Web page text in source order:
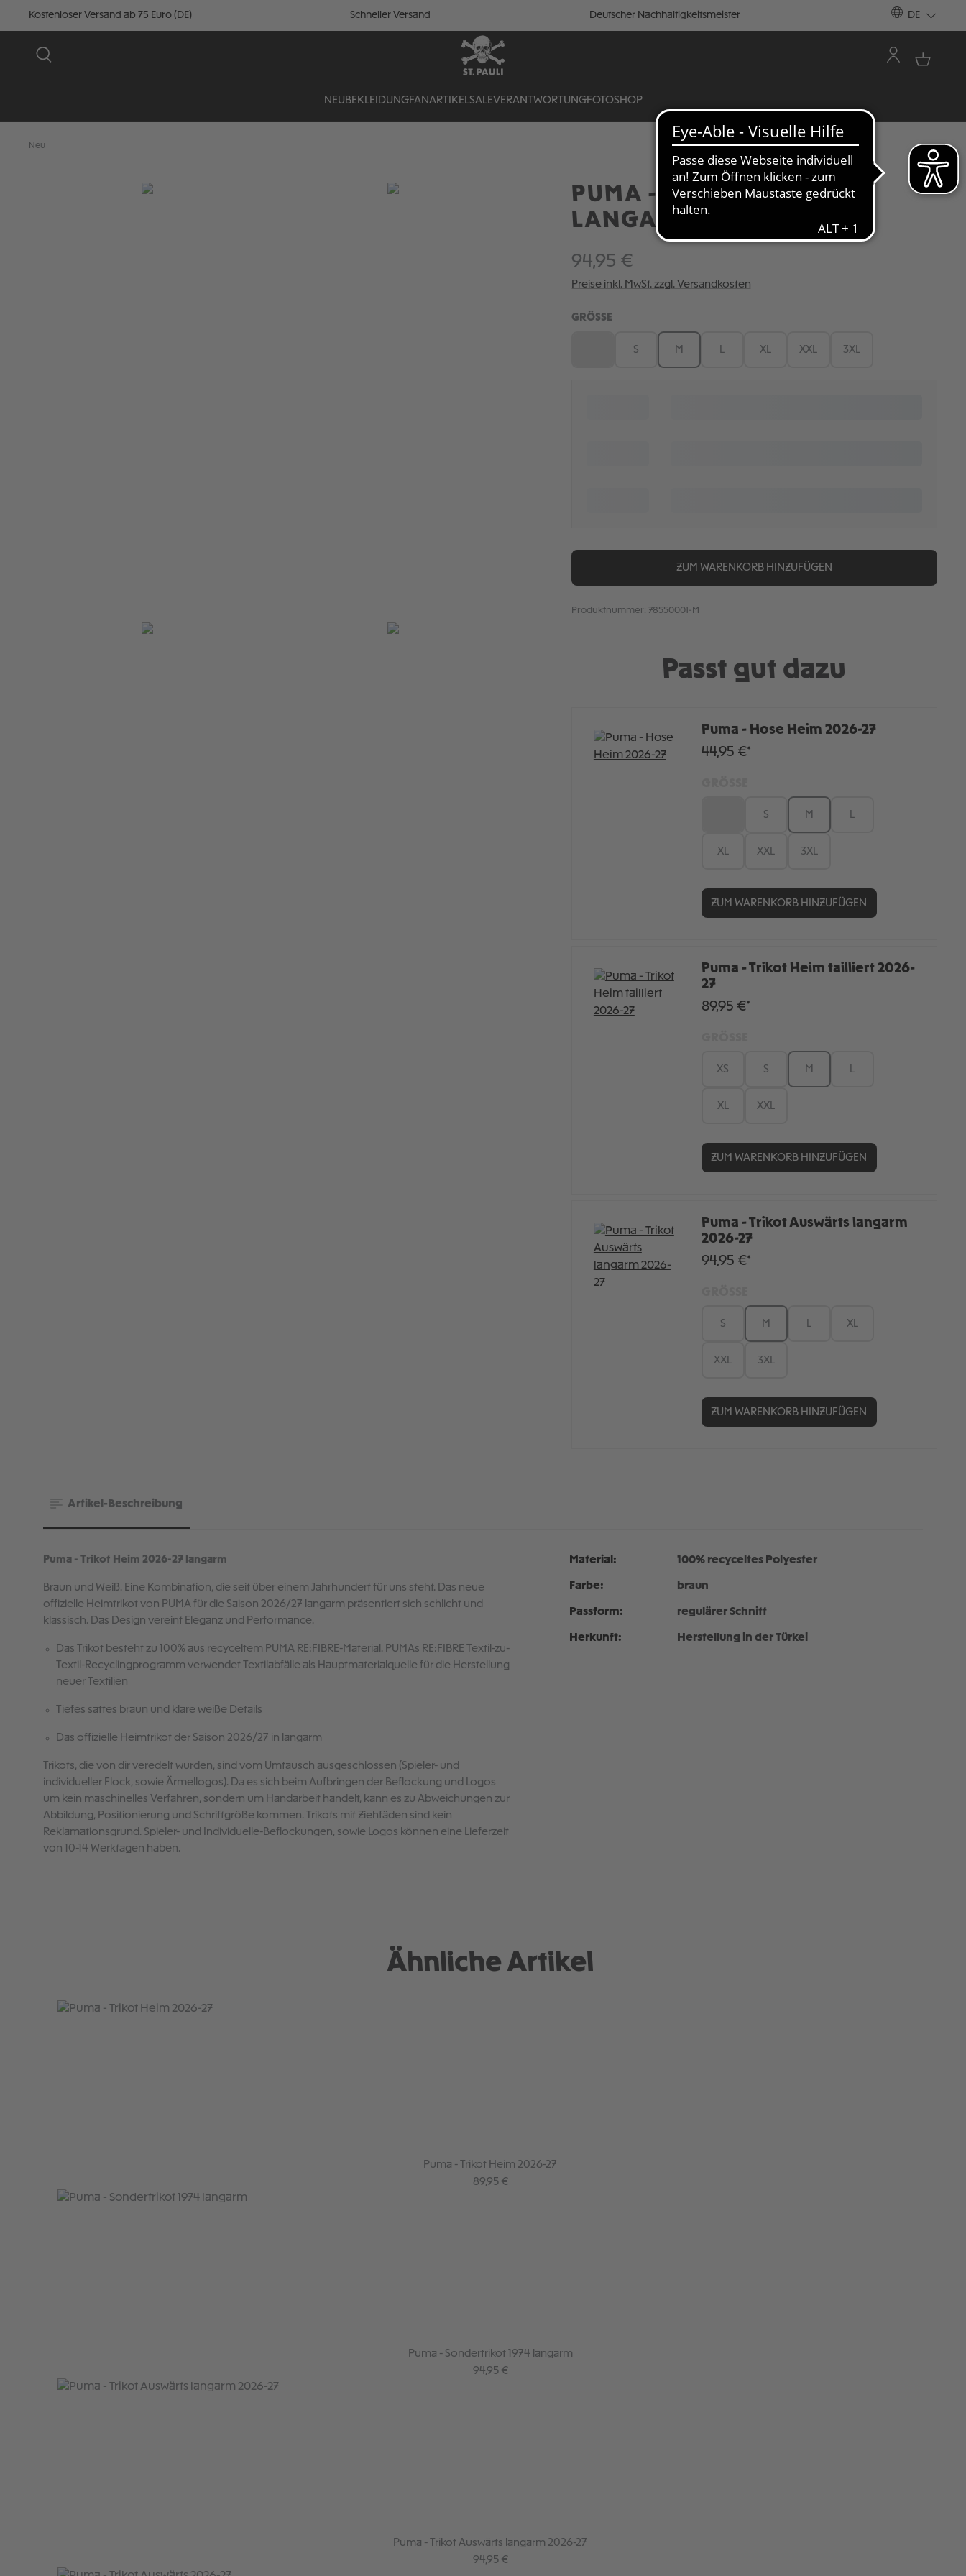
Kostenloser Versand ab 75 Euro (DE) Schneller Versand Deutscher Nachhaltigkeitsmeister DE
NEU BEKLEIDUNGFANARTIKELSALEVERANTWORTUNGFOTOSHOP
Neu
Bildergalerie überspringen
PUMA - TRIKOT HEIM
LANGARM 2026-27
94,95 €
Preise inkl. MwSt. zzgl. Versandkosten
GRÖSSE AUSWÄHLEN
S M XL XXL 3XL
ZUM WARENKORB HINZUFÜGEN
Produktnummer: 78550001-M
Passt gut dazu
Puma - Hose Heim 2026-27
44,95 €*
S M
XL XXL 3XL
ZUM WARENKORB HINZUFÜGEN
Puma - Trikot Heim tailliert 2026-
27
89,95 €*
XS S M
XL XXL
ZUM WARENKORB HINZUFÜGEN
Puma - Trikot Auswärts langarm
2026-27
94,95 €*
S M XL
XXL 3XL
ZUM WARENKORB HINZUFÜGEN
Artikel-Beschreibung
Puma - Trikot Heim 2026-27 langarm
Braun und Weiß. Eine Kombination, die seit über einem Jahrhundert für uns steht. Das neue
offizielle Heimtrikot von PUMA für die Saison 2026/27 langarm präsentiert sich schlicht und
klassisch. Das Design vereint Eleganz und Performance.
Das Trikot besteht zu 100% aus recyceltem PUMA RE:FIBRE-Material. PUMAs RE:FIBRE Textil-zu-
Textil-Recyclingprogramm verwendet Textilabfälle als Hauptmaterialquelle für die Herstellung
neuer Textilien
Tiefes sattes braun und klare weiße Details
Das offizielle Heimtrikot der Saison 2026/27 in langarm
Trikots, die von dir veredelt wurden, sind vom Umtausch ausgeschlossen (Spieler- und
individueller Flock, sowie Ärmellogos). Da es sich beim Aufbringen der Beflockung und Logos
um kein maschinelles Verfahren, sondern um Handarbeit handelt, kann es zu Abweichungen zur
Abbildung, Positionierung und Schriftgröße kommen. Trikots mit Ziehfäden sind kein
Reklamationsgrund. Spieler- und Individuelle-Beflockungen, sowie Logos können eine Lieferzeit
von 10-14 Werktagen haben.
Material: 100% recyceltes Polyester
Farbe: braun
Passform: regulärer Schnitt
Herkunft: Herstellung in der Türkei
Ähnliche Artikel
Produktgalerie überspringen
Puma - Trikot Heim 2026-27
Regulärer Preis:
89,95 €
Puma - Sondertrikot 1974 langarm
Regulärer Preis:
94,95 €
Puma - Trikot Auswärts langarm 2026-27
Regulärer Preis:
94,95 €